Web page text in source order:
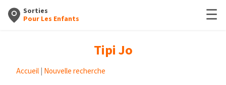
Sorties
Pour Les Enfants
☰
Tipi Jo
Accueil Nouvelle recherche